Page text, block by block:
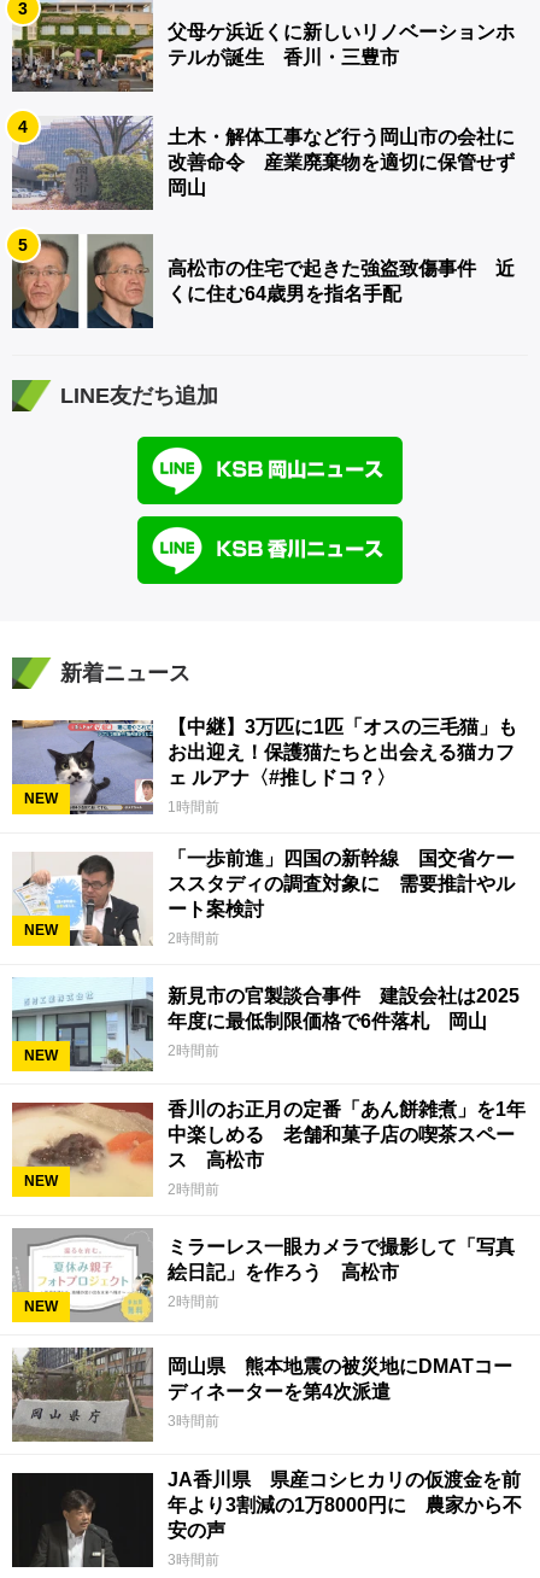
3
父母ケ浜近くに新しいリノベーションホ
テルが誕生 香川・三豊市
4
土木・解体工事など行う岡山市の会社に
改善命令 産業廃棄物を適切に保管せず
岡山
5
高松市の住宅で起きた強盗致傷事件 近
くに住む64歳男を指名手配
LINE友だち追加
新着ニュース
NEW
【中継】3万匹に1匹「オスの三毛猫」も
お出迎え！保護猫たちと出会える猫カフ
ェ ルアナ〈#推しドコ？〉
1時間前
NEW
「一歩前進」四国の新幹線 国交省ケー
ススタディの調査対象に 需要推計やル
ート案検討
2時間前
NEW
新見市の官製談合事件 建設会社は2025
年度に最低制限価格で6件落札 岡山
2時間前
NEW
香川のお正月の定番「あん餅雑煮」を1年
中楽しめる 老舗和菓子店の喫茶スペー
ス 高松市
2時間前
NEW
ミラーレス一眼カメラで撮影して「写真
絵日記」を作ろう 高松市
2時間前
岡山県 熊本地震の被災地にDMATコー
ディネーターを第4次派遣
3時間前
JA香川県 県産コシヒカリの仮渡金を前
年より3割減の1万8000円に 農家から不
安の声
3時間前